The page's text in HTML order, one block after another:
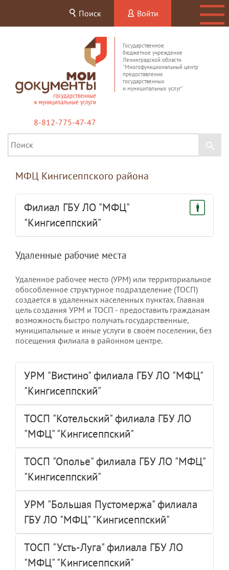
Поиск Войти
Государственное
бюджетное учреждение
Ленинградской области
"Многофункциональный центр
предоставления
государственных
и муниципальных услуг"
8-812-775-47-47
МФЦ Кингисеппского района
Филиал ГБУ ЛО "МФЦ"
"Кингисеппский"
Удаленные рабочие места
Удаленное рабочее место (УРМ) или территориальное
обособленное структурное подразделение (ТОСП)
создается в удаленных населенных пунктах. Главная
цель создания УРМ и ТОСП - предоставить гражданам
возможность быстро получать государственные,
муниципальные и иные услуги в своём поселении, без
посещения филиала в районном центре.
УРМ "Вистино" филиала ГБУ ЛО "МФЦ"
"Кингисеппский"
ТОСП "Котельский" филиала ГБУ ЛО
"МФЦ" "Кингисеппский"
ТОСП "Ополье" филиала ГБУ ЛО "МФЦ"
"Кингисеппский"
УРМ "Большая Пустомержа" филиала
ГБУ ЛО "МФЦ" "Кингисеппский"
ТОСП "Усть-Луга" филиала ГБУ ЛО
"МФЦ" "Кингисеппский"